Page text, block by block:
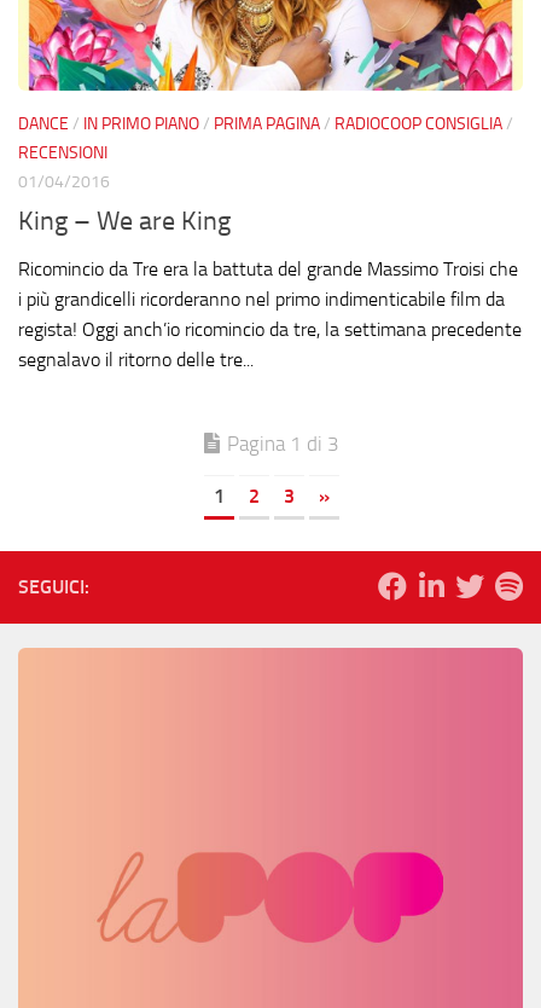
DANCE / IN PRIMO PIANO/ PRIMA PAGINA/ RADIOCOOP CONSIGLIA/
RECENSIONI
01/04/2016
King – We are King
Ricomincio da Tre era la battuta del grande Massimo Troisi che
i più grandicelli ricorderanno nel primo indimenticabile film da
regista! Oggi anch’io ricomincio da tre, la settimana precedente
segnalavo il ritorno delle tre...
Pagina 1 di 3
1 2 3 »
SEGUICI: